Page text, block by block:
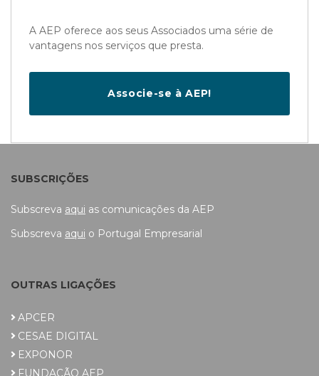
A AEP oferece aos seus Associados uma série de
vantagens nos serviços que presta.
Associe-se à AEP!
SUBSCRIÇÕES
Subscreva aqui as comunicações da AEP
Subscreva aqui o Portugal Empresarial
OUTRAS LIGAÇÕES
APCER
CESAE DIGITAL
EXPONOR
FUNDAÇÃO AEP